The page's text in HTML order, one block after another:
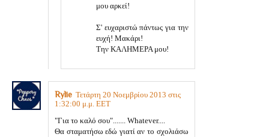
μου αρκεί!
Σ' ευχαριστώ πάντως για την
ευχή! Μακάρι!
Την ΚΑΛΗΜΕΡΑ μου!
Rylie Τετάρτη 20 Νοεμβρίου 2013 στις
1:32:00 μ.μ. EET
"Για το καλό σου"....... Whatever....
Θα σταματήσω εδώ γιατί αν το σχολιάσω